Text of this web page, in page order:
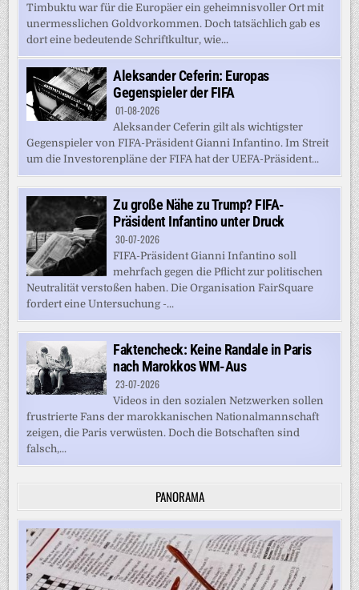
Timbuktu war für die Europäer ein geheimnisvoller Ort mit
unermesslichen Goldvorkommen. Doch tatsächlich gab es
dort eine bedeutende Schriftkultur, wie...
Aleksander Ceferin: Europas
Gegenspieler der FIFA
01-08-2026
Aleksander Ceferin gilt als wichtigster
Gegenspieler von FIFA-Präsident Gianni Infantino. Im Streit
um die Investorenpläne der FIFA hat der UEFA-Präsident...
Zu große Nähe zu Trump? FIFA-
Präsident Infantino unter Druck
30-07-2026
FIFA-Präsident Gianni Infantino soll
mehrfach gegen die Pflicht zur politischen
Neutralität verstoßen haben. Die Organisation FairSquare
fordert eine Untersuchung -...
Faktencheck: Keine Randale in Paris
nach Marokkos WM-Aus
23-07-2026
Videos in den sozialen Netzwerken sollen
frustrierte Fans der marokkanischen Nationalmannschaft
zeigen, die Paris verwüsten. Doch die Botschaften sind
falsch,...
PANORAMA